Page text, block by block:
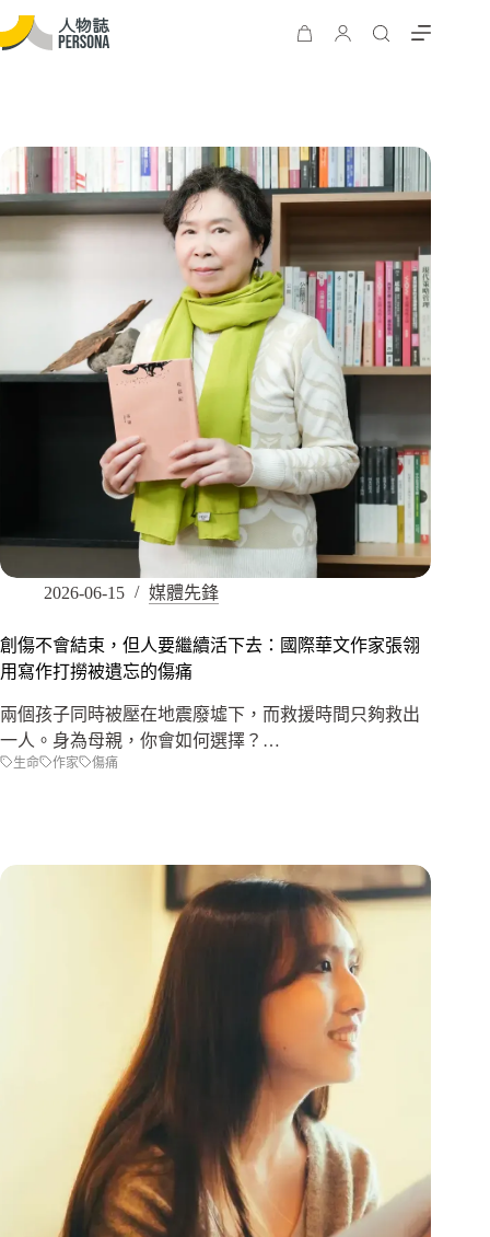
2026-06-15 媒體先鋒
創傷不會結束，但人要繼續活下去：國際華文作家張翎
用寫作打撈被遺忘的傷痛
兩個孩子同時被壓在地震廢墟下，而救援時間只夠救出
一人。身為母親，你會如何選擇？…
生命 作家 傷痛